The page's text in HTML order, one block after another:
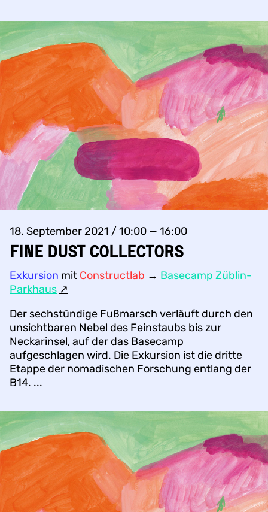
18. September 2021 / 10:00 — 16:00
Fine Dust Collectors
Exkursion mit Constructlab → Basecamp Züblin-
Parkhaus ↗︎
Der sechstündige Fußmarsch verläuft durch den
unsichtbaren Nebel des Feinstaubs bis zur
Neckarinsel, auf der das Basecamp
aufgeschlagen wird. Die Exkursion ist die dritte
Etappe der nomadischen Forschung entlang der
B14. ...